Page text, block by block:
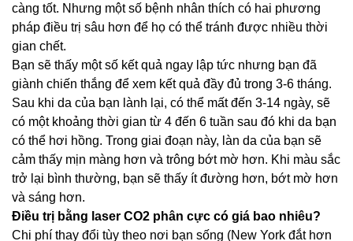
càng tốt. Nhưng một số bệnh nhân thích có hai phương
pháp điều trị sâu hơn để họ có thể tránh được nhiều thời
gian chết.
Bạn sẽ thấy một số kết quả ngay lập tức nhưng bạn đã
giành chiến thắng để xem kết quả đầy đủ trong 3-6 tháng.
Sau khi da của bạn lành lại, có thể mất đến 3-14 ngày, sẽ
có một khoảng thời gian từ 4 đến 6 tuần sau đó khi da bạn
có thể hơi hồng. Trong giai đoạn này, làn da của bạn sẽ
cảm thấy mịn màng hơn và trông bớt mờ hơn. Khi màu sắc
trở lại bình thường, bạn sẽ thấy ít đường hơn, bớt mờ hơn
và sáng hơn.
Điều trị bằng laser CO2 phân cực có giá bao nhiêu?
Chi phí thay đổi tùy theo nơi bạn sống (New York đắt hơn